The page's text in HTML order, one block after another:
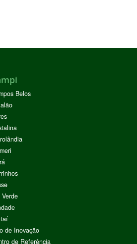
Belos
de Inovação
de Referência